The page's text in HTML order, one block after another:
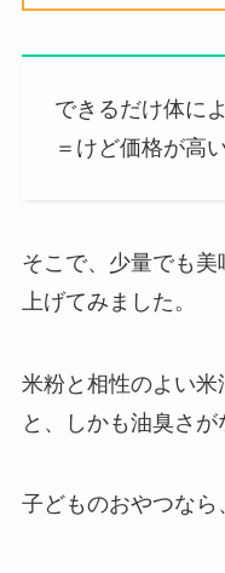
できるだけ体に
＝けど価格が高い
そこで、少量でも
上げてみました。
米粉と相性のよい
と、しかも油臭さが
子どものおやつなら